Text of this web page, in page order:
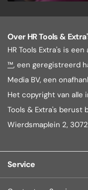
Over HR Tools &
HR Tools Extra's is
™, een geregistreerd
Media BV, een
Het copyright van alle
Tools & Extra's berust
Wierdsmaplein 2,
Service